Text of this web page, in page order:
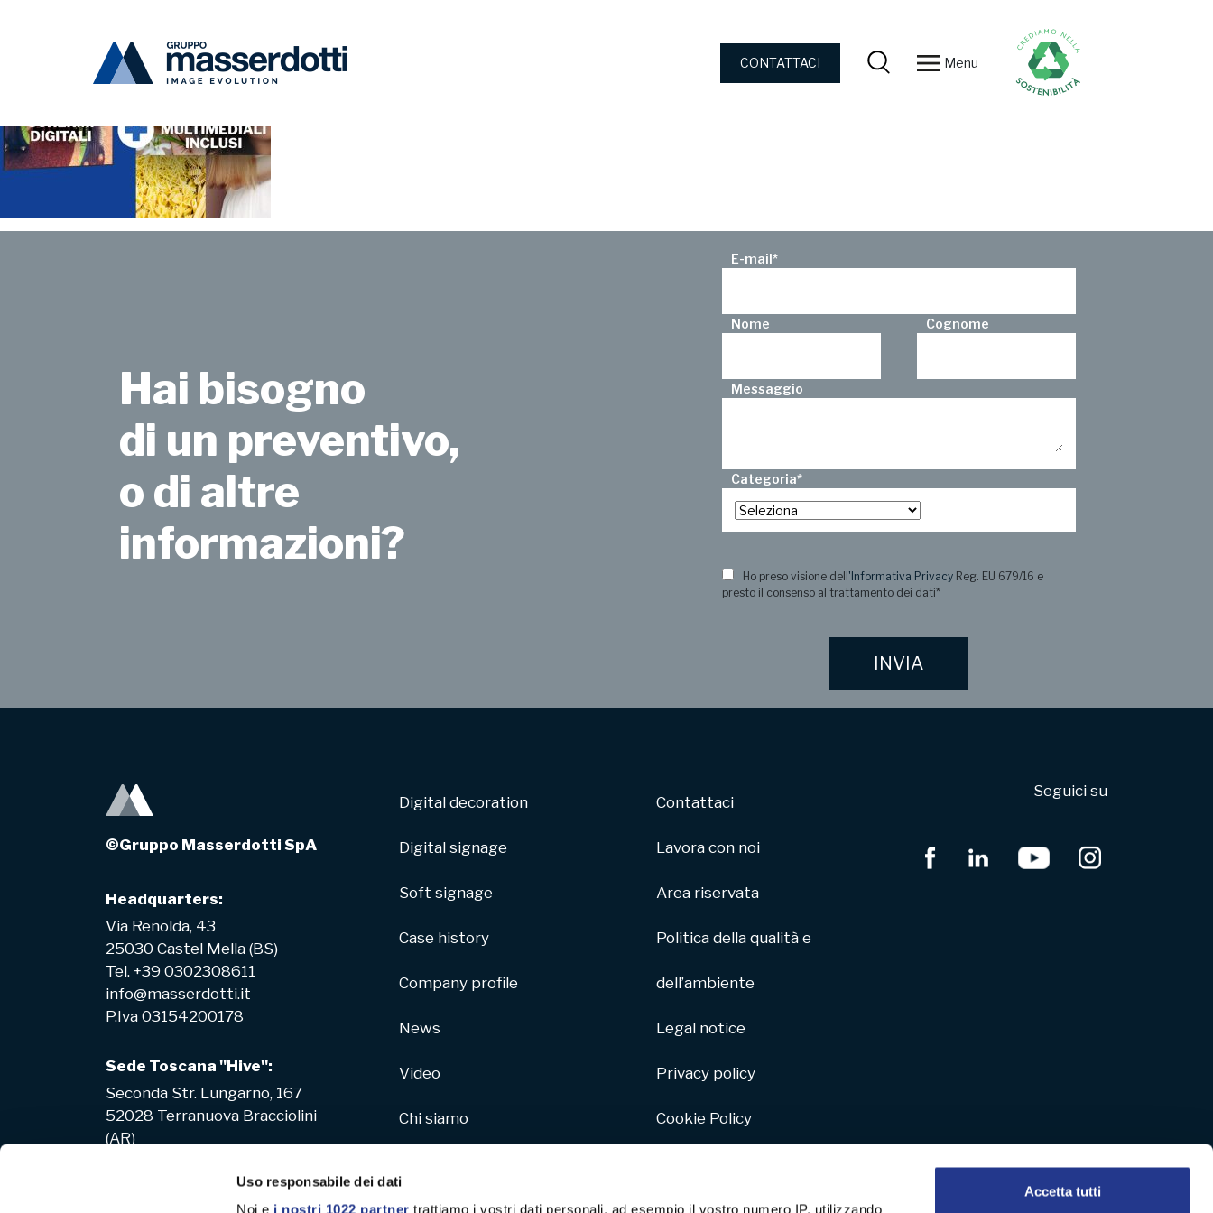
Uso responsabile dei dati
Noi e i nostri 1022 partner trattiamo i vostri dati personali, ad esempio il vostro numero IP, utilizzando
Accetta tutti
CONTATTACI Menu
Hai bisogno
di un preventivo,
o di altre
informazioni?
E-mail*
Nome Cognome
Messaggio
Categoria*
Ho preso visione dell 'Informativa PrivacyReg. EU 679/16 e
presto il consenso al trattamento dei dati*
©Gruppo Masserdotti SpA
Headquarters:
Via Renolda, 43
25030 Castel Mella (BS)
Tel. +39 0302308611
info@masserdotti.it
P.Iva 03154200178
Sede Toscana "Hive":
Seconda Str. Lungarno, 167
52028 Terranuova Bracciolini
(AR)
Digital decoration
Digital signage
Soft signage
Case history
Company profile
News
Video
Chi siamo
Hive
Contattaci
Lavora con noi
Area riservata
Politica della qualità e
dell’ambiente
Legal notice
Privacy policy
Cookie Policy
Seguici su